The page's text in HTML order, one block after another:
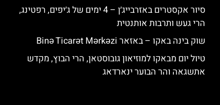
סיור אקסטרים באזרבייג׳ן – 4 ימים של ג׳יפים, רפטינג,
הרי געש ותרבות אותנטית
שוק בינה באקו – באזאר Binə Ticarət Mərkəzi
טיול יום מבאקו למוזיאון גובוסטאן, הרי הבוץ, מקדש
אתשגאה והר הבוער ינארדאג